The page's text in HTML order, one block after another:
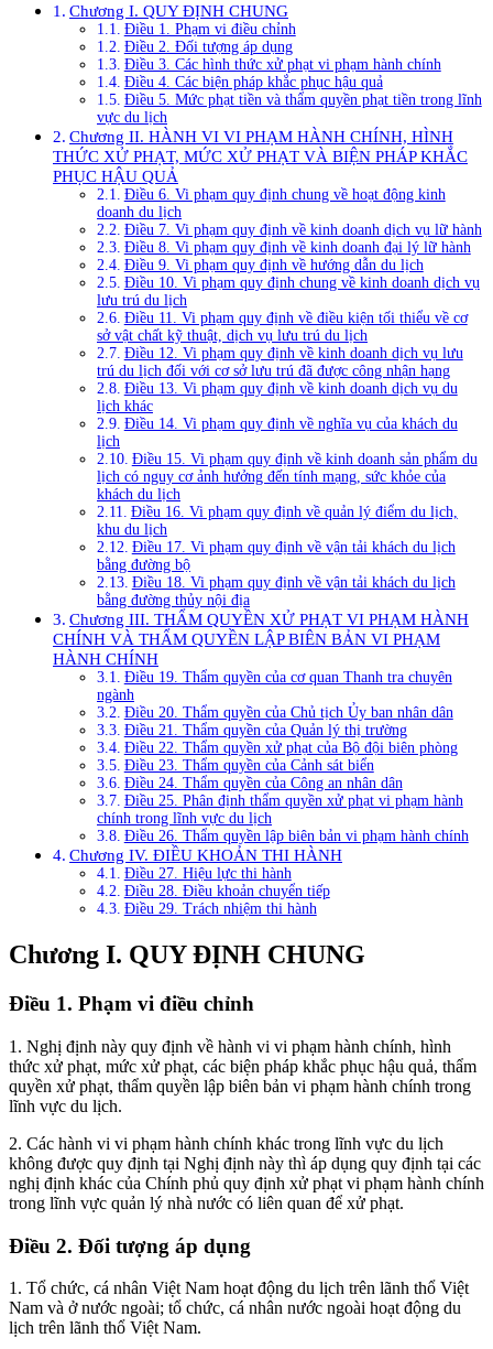
Chương I. QUY ĐỊNH CHUNG
Điều 1. Phạm vi điều chỉnh
Điều 2. Đối tượng áp dụng
Điều 3. Các hình thức xử phạt vi phạm hành chính
Điều 4. Các biện pháp khắc phục hậu quả
Điều 5. Mức phạt tiền và thẩm quyền phạt tiền trong lĩnh
vực du lịch
Chương II. HÀNH VI VI PHẠM HÀNH CHÍNH, HÌNH
THỨC XỬ PHẠT, MỨC XỬ PHẠT VÀ BIỆN PHÁP KHẮC
PHỤC HẬU QUẢ
Điều 6. Vi phạm quy định chung về hoạt động kinh
doanh du lịch
Điều 7. Vi phạm quy định về kinh doanh dịch vụ lữ hành
Điều 8. Vi phạm quy định về kinh doanh đại lý lữ hành
Điều 9. Vi phạm quy định về hướng dẫn du lịch
Điều 10. Vi phạm quy định chung về kinh doanh dịch vụ
lưu trú du lịch
Điều 11. Vi phạm quy định về điều kiện tối thiểu về cơ
sở vật chất kỹ thuật, dịch vụ lưu trú du lịch
Điều 12. Vi phạm quy định về kinh doanh dịch vụ lưu
trú du lịch đối với cơ sở lưu trú đã được công nhận hạng
Điều 13. Vi phạm quy định về kinh doanh dịch vụ du
lịch khác
Điều 14. Vi phạm quy định về nghĩa vụ của khách du
lịch
Điều 15. Vi phạm quy định về kinh doanh sản phẩm du
lịch có nguy cơ ảnh hưởng đến tính mạng, sức khỏe của
khách du lịch
Điều 16. Vi phạm quy định về quản lý điểm du lịch,
khu du lịch
Điều 17. Vi phạm quy định về vận tải khách du lịch
bằng đường bộ
Điều 18. Vi phạm quy định về vận tải khách du lịch
bằng đường thủy nội địa
Chương III. THẨM QUYỀN XỬ PHẠT VI PHẠM HÀNH
CHÍNH VÀ THẨM QUYỀN LẬP BIÊN BẢN VI PHẠM
HÀNH CHÍNH
Điều 19. Thẩm quyền của cơ quan Thanh tra chuyên
ngành
Điều 20. Thẩm quyền của Chủ tịch Ủy ban nhân dân
Điều 21. Thẩm quyền của Quản lý thị trường
Điều 22. Thẩm quyền xử phạt của Bộ đội biên phòng
Điều 23. Thẩm quyền của Cảnh sát biển
Điều 24. Thẩm quyền của Công an nhân dân
Điều 25. Phân định thẩm quyền xử phạt vi phạm hành
chính trong lĩnh vực du lịch
Điều 26. Thẩm quyền lập biên bản vi phạm hành chính
Chương IV. ĐIỀU KHOẢN THI HÀNH
Điều 27. Hiệu lực thi hành
Điều 28. Điều khoản chuyển tiếp
Điều 29. Trách nhiệm thi hành
Chương I. QUY ĐỊNH CHUNG
Điều 1. Phạm vi điều chỉnh
1. Nghị định này quy định về hành vi vi phạm hành chính, hình
thức xử phạt, mức xử phạt, các biện pháp khắc phục hậu quả, thẩm
quyền xử phạt, thẩm quyền lập biên bản vi phạm hành chính trong
lĩnh vực du lịch.
2. Các hành vi vi phạm hành chính khác trong lĩnh vực du lịch
không được quy định tại Nghị định này thì áp dụng quy định tại các
nghị định khác của Chính phủ quy định xử phạt vi phạm hành chính
trong lĩnh vực quản lý nhà nước có liên quan để xử phạt.
Điều 2. Đối tượng áp dụng
1. Tổ chức, cá nhân Việt Nam hoạt động du lịch trên lãnh thổ Việt
Nam và ở nước ngoài; tổ chức, cá nhân nước ngoài hoạt động du
lịch trên lãnh thổ Việt Nam.